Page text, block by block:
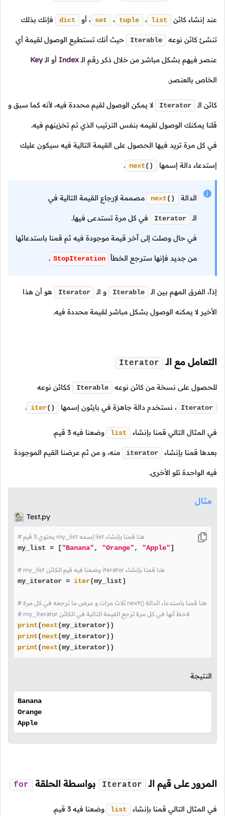
عند إنشاء كائن list ، tuple ، set ، أو dict فإنك بذلك
تنشئ كائن نوعه Iterable حيث أنك تستطيع الوصول لقيمة أي
عنصر فيهم بشكل مباشر من خلال ذكر رقم الـIndex أو الـKey
الخاص بالعنصر.
كائن الـ Iterator لا يمكن الوصول لقيم محددة فيه، لأنه كما سبق و
قلنا يمكنك الوصول لقيمه بنفس الترتيب الذي تم تخزينهم فيه.
في كل مرة تريد فيها الحصول على القيمة التالية فيه سيكون عليك
إستدعاء دالة إسمها next()
.
الدالة next() مصممة لإرجاع القيمة التالية في
الـ Iterator في كل مرة تستدعى فيها.
في حال وصلت إلى آخر قيمة موجودة فيه ثم قمنا باستدعائها
من جديد فإنها سترجع الخطأ StopIteration
.
إذاً، الفرق المهم بين الـ Iterable و الـ Iterator هو أن هذا
الأخير لا يمكنه الوصول بشكل مباشر لقيمة محددة فيه.
التعامل مع الـ Iterator
للحصول على نسخة من كائن نوعه Iterable ككائن نوعه
Iterator ، نستخدم دالة جاهزة في بايثون إسمها iter()
.
في المثال التالي قمنا بإنشاء list وضعنا فيه 3 قيم.
بعدها قمنا بإنشاء iterator منه، و من ثم عرضنا القيم الموجودة
فيه الواحدة تلو الأخرى.
مثال
Test.py
my_list = ["Banana", "Orange", "Apple"]
# my_list وضعنا فيه قيم الكائن iterator هنا قمنا بإنشاء
my_iterator = iter(my_list)
# ثلاث مرات و عرض ما ترجعه في كل مرة next() هنا قمنا باستدعاء الدالة
# my_iterator لاحظ أنها في كل مرة ترجع القيمة التالية في الكائن
print(next
print(next
print(next(my_iterator))
النتيجة
Banana
Orange
Apple
المرور على قيم الـ Iterator بواسطة الحلقة for
في المثال التالي قمنا بإنشاء list وضعنا فيه 3 قيم.